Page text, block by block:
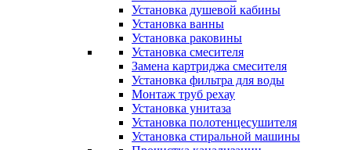
Установка душевой кабины
Установка ванны
Установка раковины
Установка смесителя
Замена картриджа смесителя
Установка фильтра для воды
Монтаж труб рехау
Установка унитаза
Установка полотенцесушителя
Установка стиральной машины